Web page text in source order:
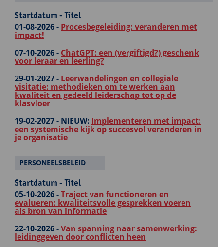
Startdatum - Titel
01-08-2026 - Procesbegeleiding: veranderen met
impact!
07-10-2026 - ChatGPT: een (vergiftigd?) geschenk
voor leraar en leerling?
29-01-2027 - Leerwandelingen en collegiale
visitatie: methodieken om te werken aan
kwaliteit en gedeeld leiderschap tot op de
klasvloer
19-02-2027 - NIEUW: Implementeren met impact:
een systemische kijk op succesvol veranderen in
je organisatie
PERSONEELSBELEID
Startdatum - Titel
05-10-2026 -Traject van functioneren en
evalueren: kwaliteitsvolle gesprekken voeren
als bron van informatie
22-10-2026 -Van spanning naar samenwerking:
leidinggeven door conflicten heen